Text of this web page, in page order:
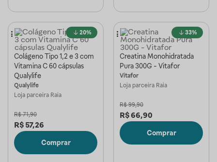
20%
Colágeno Tipo 1,2 e 3 com
Vitamina C 60 cápsulas
Qualylife
Qualylife
Loja parceira Raia
R$ 71,90
R$ 57,26
Comprar
33%
Creatina Monohidratada
Pura 300G - Vitafor
Vitafor
Loja parceira Raia
R$ 99,90
R$66,90
Comprar